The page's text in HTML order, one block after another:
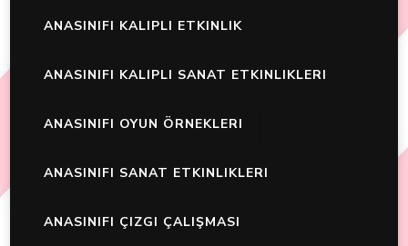
ANASINIFI KALIPLI ETKINLIK
ANASINIFI KALIPLI SANAT ETKINLIKLERI
ANASINIFI OYUN ÖRNEKLERI
ANASINIFI SANAT ETKINLIKLERI
ANASINIFI ÇIZGI ÇALIŞMASI